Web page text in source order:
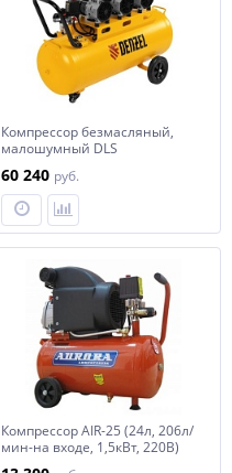
Компрессор безмасляный,
малошумный DLS
л, 345 л/мин// Denzel
60 240 руб.
Компрессор AIR-25 (24л, 206л/
мин-на входе, 1,5кВт, 220В)